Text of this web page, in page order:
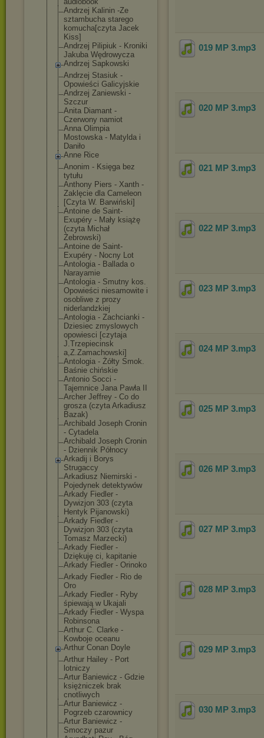
Andrzej Kalinin -Ze
sztambucha starego
komucha[czyta Jacek
Kiss]
Andrzej Pilipiuk - Kroniki
Jakuba Wędrowycza
Andrzej Sapkowski
Andrzej Stasiuk -
Opowieści Galicyjskie
Andrzej Zaniewski -
Szczur
Anita Diamant -
Czerwony namiot
Anna Olimpia
Mostowska - Matylda i
Daniło
Anne Rice
Anonim - Księga bez
tytułu
Anthony Piers - Xanth -
Zaklęcie dla Cameleon
[Czyta W. Barwiński]
Antoine de Saint-
Exupéry - Mały książę
(czyta Michał
Żebrowski)
Antoine de Saint-
Exupéry - Nocny Lot
Antologia - Ballada o
Narayamie
Antologia - Smutny kos.
Opowieści niesamowite i
osobliwe z prozy
niderlandzkiej
Antologia - Zachcianki -
Dziesiec zmyslowych
opowiesci [czytaja
J.Trzepiecinsk
a,Z.Zamachowski]
Antologia - Żółty Smok.
Baśnie chińskie
Antonio Socci -
Tajemnice Jana Pawła II
Archer Jeffrey - Co do
grosza (czyta Arkadiusz
Bazak)
Archibald Joseph Cronin
- Cytadela
Archibald Joseph Cronin
- Dziennik Północy
Arkadij i Borys
Strugaccy
Arkadiusz Niemirski -
Pojedynek detektywów
Arkady Fiedler -
Dywizjon 303 (czyta
Hentyk Pijanowski)
Arkady Fiedler -
Dywizjon 303 (czyta
Tomasz Marzecki)
Arkady Fiedler -
Dziękuję ci, kapitanie
Arkady Fiedler - Orinoko
Arkady Fiedler - Rio de
Oro
Arkady Fiedler - Ryby
śpiewają w Ukajali
Arkady Fiedler - Wyspa
Robinsona
Arthur C. Clarke -
Kowboje oceanu
Arthur Conan Doyle
Arthur Hailey - Port
lotniczy
Artur Baniewicz - Gdzie
księżniczek brak
cnotliwych
Artur Baniewicz -
Pogrzeb czarownicy
Artur Baniewicz -
Smoczy pazur
019 MP 3.mp3
020 MP 3.mp3
021 MP 3.mp3
022 MP 3.mp3
023 MP 3.mp3
024 MP 3.mp3
025 MP 3.mp3
026 MP 3.mp3
027 MP 3.mp3
028 MP 3.mp3
029 MP 3.mp3
030 MP 3.mp3